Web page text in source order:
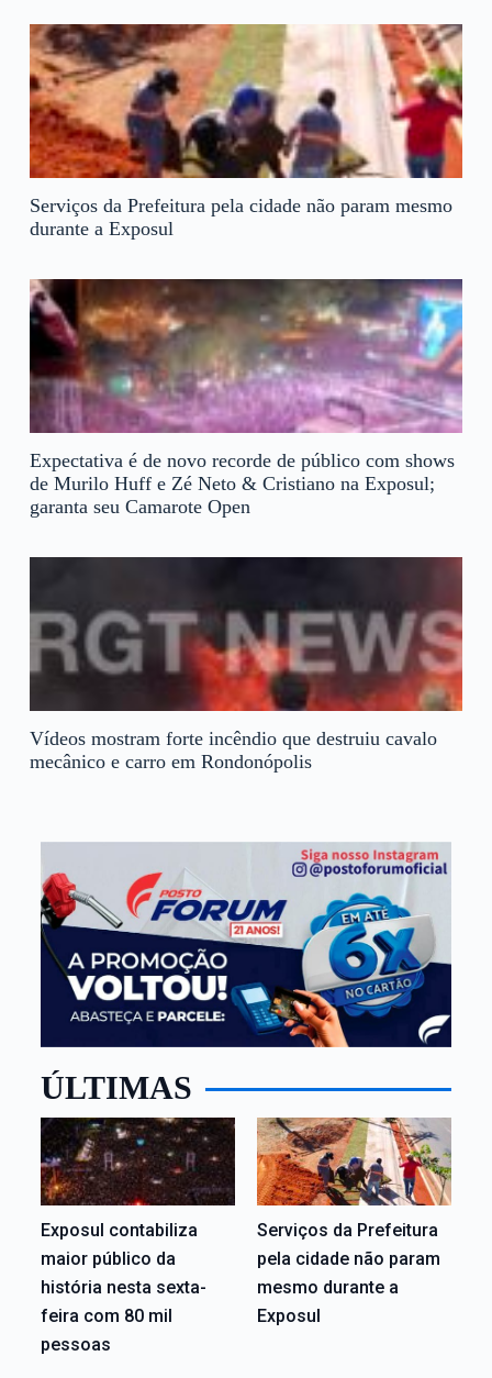
Serviços da Prefeitura pela cidade não param mesmo
durante a Exposul
Expectativa é de novo recorde de público com shows
de Murilo Huff e Zé Neto & Cristiano na Exposul;
garanta seu Camarote Open
Vídeos mostram forte incêndio que destruiu cavalo
mecânico e carro em Rondonópolis
ÚLTIMAS
Exposul contabiliza
maior público da
história nesta sexta-
feira com 80 mil
pessoas
Serviços da Prefeitura
pela cidade não param
mesmo durante a
Exposul